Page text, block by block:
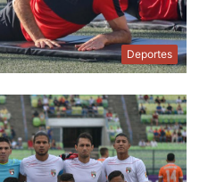
Deportes